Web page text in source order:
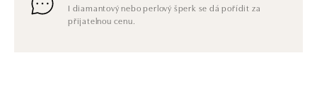
I diamantový nebo perlový šperk se dá pořídit za
přijatelnou cenu.